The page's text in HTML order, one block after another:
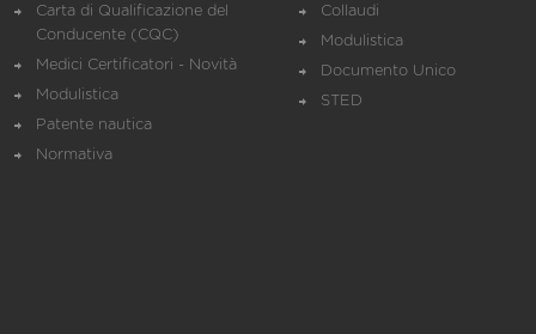
Carta di Qualificazione del
Conducente (CQC)
Medici Certificatori - Novità
Modulistica
Patente nautica
Normativa
Collaudi
Modulistica
Documento Unico
STED